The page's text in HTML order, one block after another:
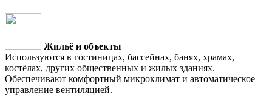
Жильё и объекты
Используются в гостиницах, бассейнах, банях, храмах,
костёлах, других общественных и жилых зданиях.
Обеспечивают комфортный микроклимат и автоматическое
управление вентиляцией.